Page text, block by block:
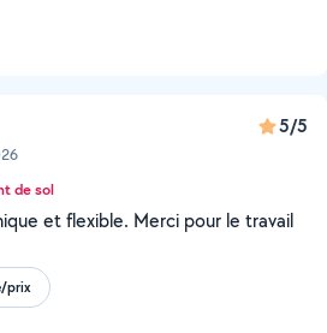
5/5
de sol
et flexible. Merci pour le travail
prix